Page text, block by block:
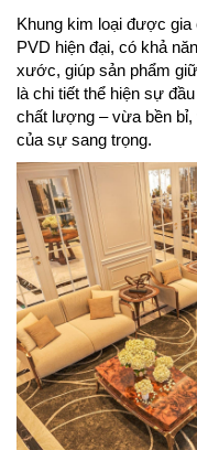
Khung kim loại được gia
PVD hiện đại, có khả
xước, giúp sản phẩm
là chi tiết thể hiện sự
chất lượng – vừa bền
của sự sang trọng.